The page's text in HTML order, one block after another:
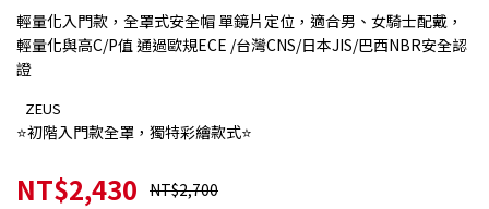
輕量化入門款，全罩式安全帽 單鏡片定位，適合男、女騎士配戴，
輕量化與高C/P值 通過歐規ECE /台灣CNS/日本JIS/巴西NBR安全認
證
ZEUS
⭐初階入門款全罩，獨特彩繪款式⭐
NT$2,430 NT$2,700